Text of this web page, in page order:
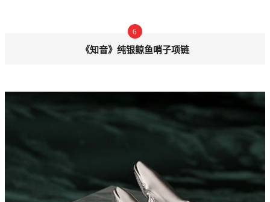
6
《知音》纯银鲸鱼哨子项链